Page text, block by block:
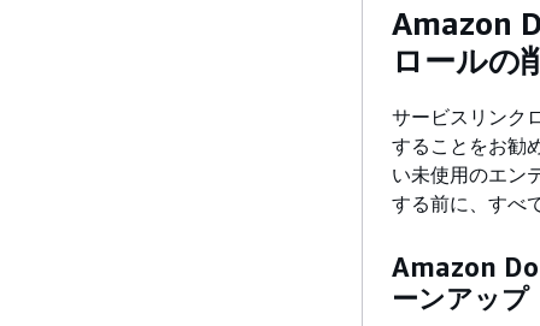
Amazon
ロールの
サービスリンク
することをお勧
い未使用のエン
する前に、すべ
Amazon
ーンアップ